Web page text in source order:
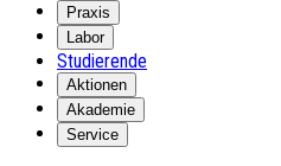
Praxis
Labor
Studierende
Aktionen
Akademie
Service